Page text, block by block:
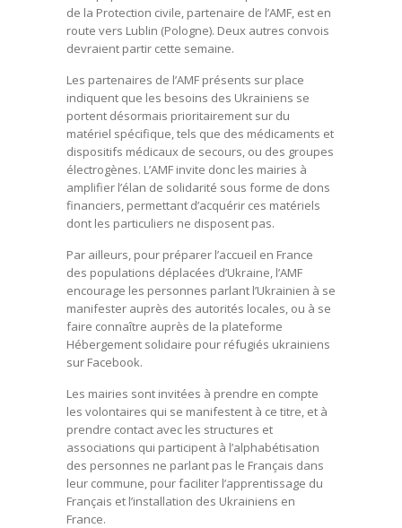
de la Protection civile, partenaire de l’AMF, est en
route vers Lublin (Pologne). Deux autres convois
devraient partir cette semaine.
Les partenaires de l’AMF présents sur place
indiquent que les besoins des Ukrainiens se
portent désormais prioritairement sur du
matériel spécifique, tels que des médicaments et
dispositifs médicaux de secours, ou des groupes
électrogènes. L’AMF invite donc les mairies à
amplifier l’élan de solidarité sous forme de dons
financiers, permettant d’acquérir ces matériels
dont les particuliers ne disposent pas.
Par ailleurs, pour préparer l’accueil en France
des populations déplacées d’Ukraine, l’AMF
encourage les personnes parlant l’Ukrainien à se
manifester auprès des autorités locales, ou à se
faire connaître auprès de la plateforme
Hébergement solidaire pour réfugiés ukrainiens
sur Facebook.
Les mairies sont invitées à prendre en compte
les volontaires qui se manifestent à ce titre, et à
prendre contact avec les structures et
associations qui participent à l’alphabétisation
des personnes ne parlant pas le Français dans
leur commune, pour faciliter l’apprentissage du
Français et l’installation des Ukrainiens en
France.